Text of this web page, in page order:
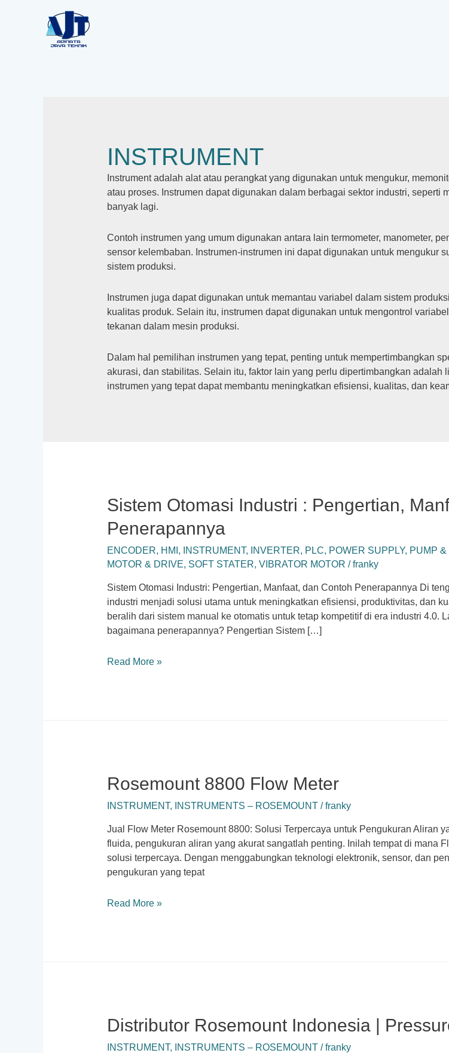
INSTRUMENT
Instrument adalah alat atau perangkat yang digunakan untuk mengukur,
atau proses. Instrumen dapat digunakan dalam berbagai sektor industri, seperti
banyak lagi.
Contoh instrumen yang umum digunakan antara lain termometer, manometer,
sensor kelembaban. Instrumen-instrumen ini dapat digunakan untuk mengukur
sistem produksi.
Instrumen juga dapat digunakan untuk memantau variabel dalam sistem
kualitas produk. Selain itu, instrumen dapat digunakan untuk mengontrol
tekanan dalam mesin produksi.
Dalam hal pemilihan instrumen yang tepat, penting untuk mempertimbangkan
akurasi, dan stabilitas. Selain itu, faktor lain yang perlu dipertimbangkan
instrumen yang tepat dapat membantu meningkatkan efisiensi, kualitas, dan
Sistem Otomasi Industri : Pengertian,
Penerapannya
ENCODER, HMI , INSTRUMENT, INVERTER, PLC, POWER SUPPLY, PUMP
MOTOR & DRIVE, SOFT STATER, VIBRATOR MOTOR /franky
Sistem Otomasi Industri: Pengertian, Manfaat, dan Contoh Penerapannya Di
industri menjadi solusi utama untuk meningkatkan efisiensi, produktivitas, dan
beralih dari sistem manual ke otomatis untuk tetap kompetitif di era industri 4.0.
bagaimana penerapannya? Pengertian Sistem […]
Sistem
Penerapannya
Read More »
Rosemount 8800 Flow Meter
INSTRUMENT, INSTRUMENTS – ROSEMOUNT/franky
Jual Flow Meter Rosemount 8800: Solusi Terpercaya untuk Pengukuran Aliran
fluida, pengukuran aliran yang akurat sangatlah penting. Inilah tempat di mana
solusi terpercaya. Dengan menggabungkan teknologi elektronik, sensor, dan
pengukuran yang tepat
Rosemount
Read More »
Distributor Rosemount Indonesia |
INSTRUMENT, INSTRUMENTS – ROSEMOUNT/franky